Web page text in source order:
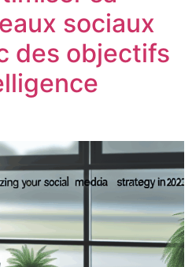
sociaux
des objectifs